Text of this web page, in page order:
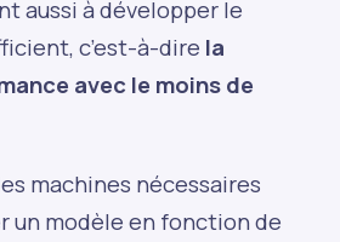
aussi à développer le
c’est-à-dire la
avec le moins de
machines nécessaires
un modèle en fonction de